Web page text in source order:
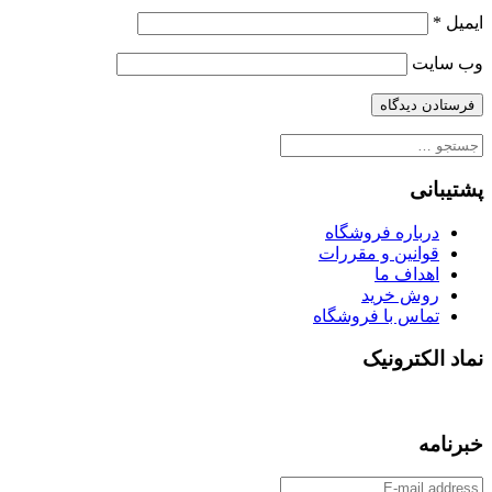
ایمیل *
وب‌ سایت
جستجو
پشتیبانی
درباره فروشگاه
قوانین و مقررات
اهداف ما
روش خرید
تماس با فروشگاه
نماد الکترونیک
خبرنامه